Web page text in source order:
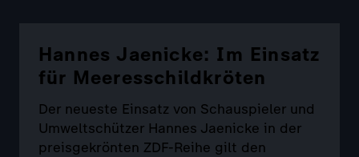
Hannes Jaenicke: Im Einsatz
für Meeresschildkröten
Der neueste Einsatz von Schauspieler und
Umweltschützer Hannes Jaenicke in der
preisgekrönten ZDF-Reihe gilt den